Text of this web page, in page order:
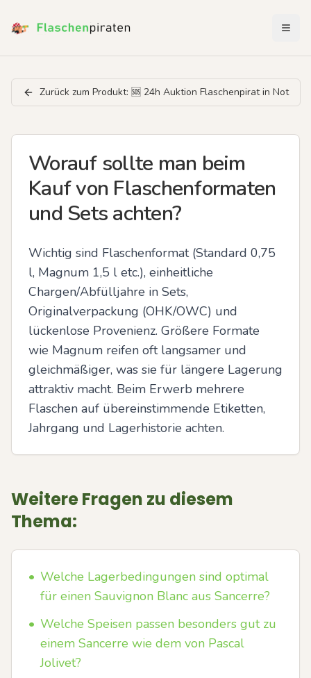
Zurück zum Produkt: 🆘️ 24h Auktion Flaschenpirat in Not
Worauf sollte man beim
Kauf von Flaschenformaten
und Sets achten?
Wichtig sind Flaschenformat (Standard 0,75
l, Magnum 1,5 l etc.), einheitliche
Chargen/Abfülljahre in Sets,
Originalverpackung (OHK/OWC) und
lückenlose Provenienz. Größere Formate
wie Magnum reifen oft langsamer und
gleichmäßiger, was sie für längere Lagerung
attraktiv macht. Beim Erwerb mehrere
Flaschen auf übereinstimmende Etiketten,
Jahrgang und Lagerhistorie achten.
Weitere Fragen zu diesem
Thema:
• Welche Lagerbedingungen sind optimal
für einen Sauvignon Blanc aus Sancerre?
• Welche Speisen passen besonders gut zu
einem Sancerre wie dem von Pascal
Jolivet?